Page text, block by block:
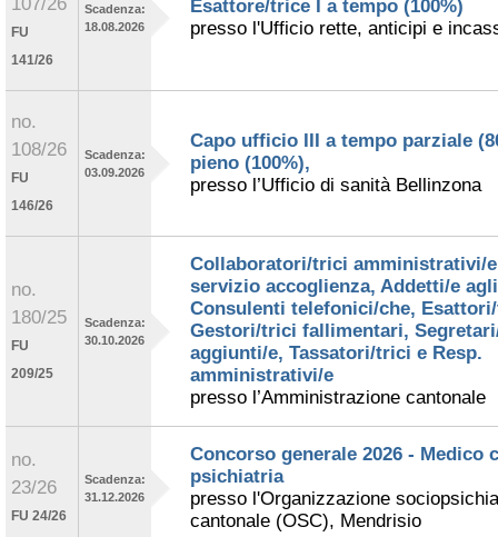
FU
141/26
Scadenza:
18.08.2026
Esattore/trice I a tempo (100%)
presso l'Ufficio rette, anticipi e
no.
108/26
FU
146/26
Scadenza:
03.09.2026
Capo ufficio III a tempo parziale
pieno (100%),
presso l’Ufficio di sanità Bellinzona
no.
180/25
FU
209/25
Scadenza:
30.10.2026
Collaboratori/trici amministrativi/
servizio accoglienza, Addetti/e
Consulenti telefonici/che,
Gestori/trici fallimentari,
aggiunti/e, Tassatori/trici e Resp.
amministrativi/e
presso l’Amministrazione cantonale
no.
23/26
FU 24/26
Scadenza:
31.12.2026
Concorso generale 2026 - Medico
psichiatria
presso l'Organizzazione
cantonale (OSC), Mendrisio